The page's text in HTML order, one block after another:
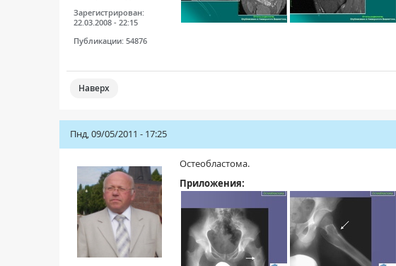
Зарегистрирован:
22.03.2008 - 22:15
Публикации: 54876
Наверх
Пнд, 09/05/2011 - 17:25
Остеобластома.
Приложения: